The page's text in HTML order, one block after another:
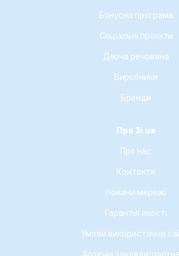
Бонусна програма
Соціальні проєкти
Діюча речовина
Виробники
Бренди
Про 3i.ua
Про нас
Контакти
Новини мережі
Гарантія якості
Умови використання